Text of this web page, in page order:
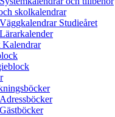
skolkalendrar
Väggkalendrar Studieåret
Lärarkalender
Adressböcker
Gästböcker